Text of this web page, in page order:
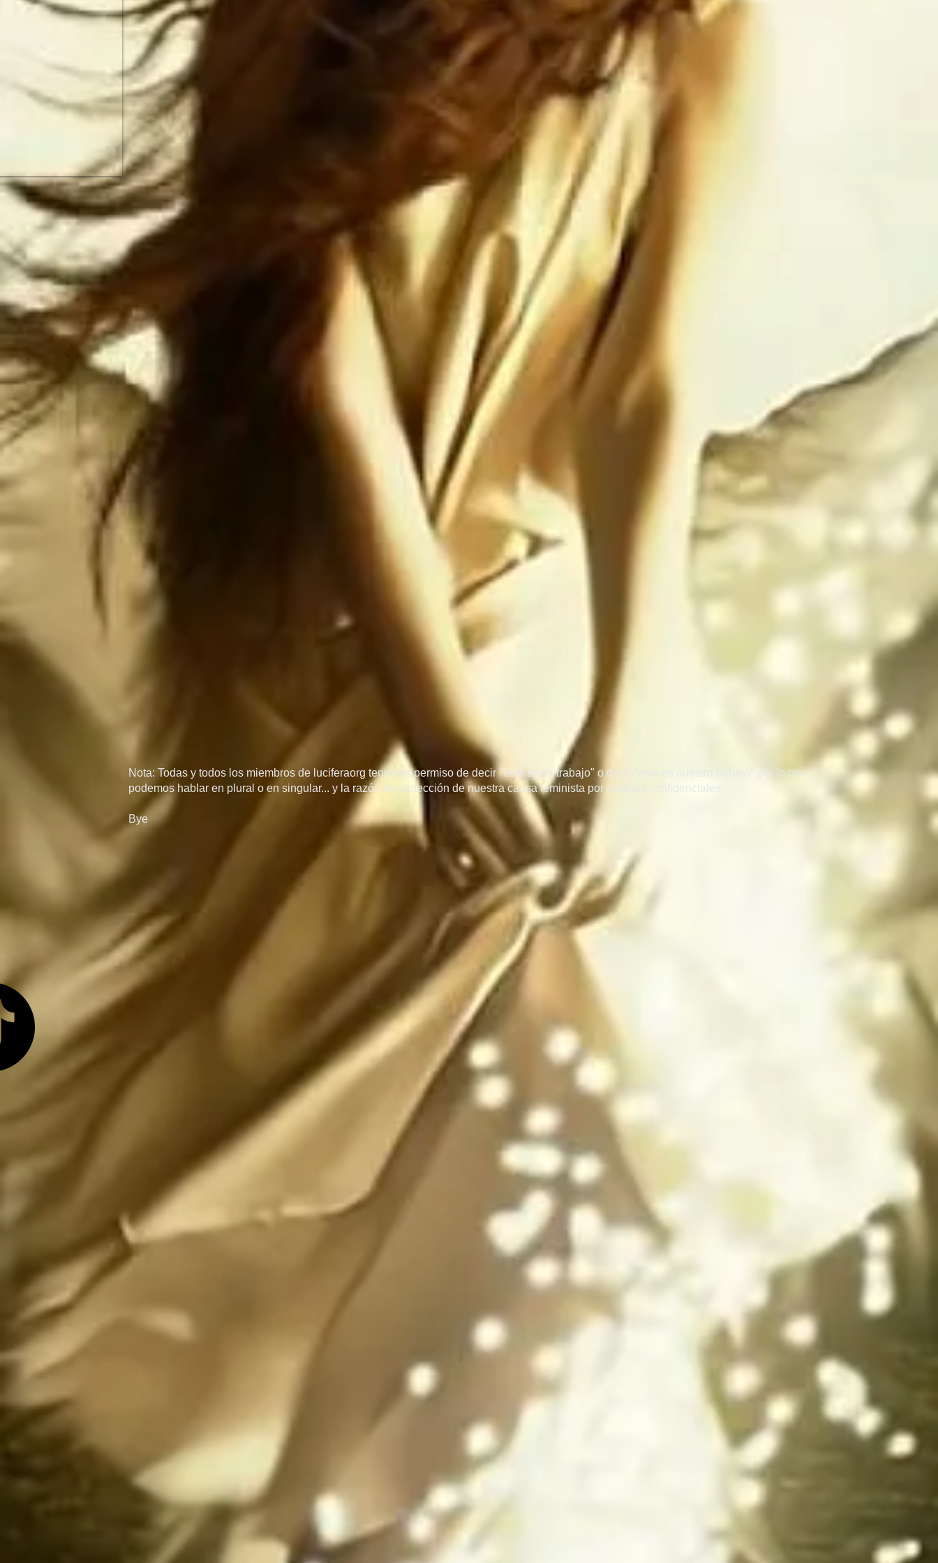
Estados Unidos va a caer, ya está cayendo, y si Estados
Unidos ataca a México, entonces Estados Unidos caerá aún
NO HAY MANERA de que Estados Unidos siga siendo la
primera potencia mundial... y el IMPERIO
ESTADOUNIDENSE no durará ni una fracción de lo que duró
Espero que no nos ataquen, pero si nos atacan los saludo
antes de que sean ANIQUILADOS por SUS propias
construcciones paradójicas que son más grandes de lo que
Atentamente: Satanás
Nota: Todas y todos los miembros de luciferaorg tenemos permiso de decir "este es mi trabajo" o decir "este es nuestro trabajo" por lo que
podemos hablar en plural o en singular... y la razón es protección de nuestra causa feminista por razones confidenciales
Bye